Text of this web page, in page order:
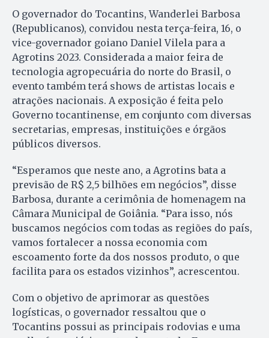
O governador do Tocantins, Wanderlei Barbosa
(Republicanos), convidou nesta terça-feira, 16, o
vice-governador goiano Daniel Vilela para a
Agrotins 2023. Considerada a maior feira de
tecnologia agropecuária do norte do Brasil, o
evento também terá shows de artistas locais e
atrações nacionais. A exposição é feita pelo
Governo tocantinense, em conjunto com diversas
secretarias, empresas, instituições e órgãos
públicos diversos.
“Esperamos que neste ano, a Agrotins bata a
previsão de R$ 2,5 bilhões em negócios”, disse
Barbosa, durante a cerimônia de homenagem na
Câmara Municipal de Goiânia. “Para isso, nós
buscamos negócios com todas as regiões do país,
vamos fortalecer a nossa economia com
escoamento forte da dos nossos produto, o que
facilita para os estados vizinhos”, acrescentou.
Com o objetivo de aprimorar as questões
logísticas, o governador ressaltou que o
Tocantins possui as principais rodovias e uma